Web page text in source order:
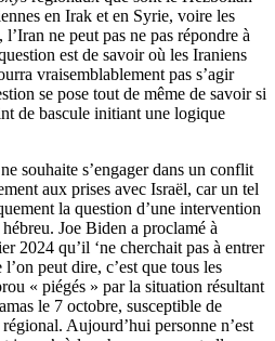
en Irak et en Syrie, voire les
ne peut pas ne pas répondre à
est de savoir où les Iraniens
vraisemblablement pas s’agir
se pose tout de même de savoir si
de bascule initiant une logique
souhaite s’engager dans un conflit
aux prises avec Israël, car un tel
la question d’une intervention
Joe Biden a proclamé à
2024 qu’il ‘ne cherchait pas à entrer
peut dire, c’est que tous les
« piégés » par la situation résultant
le 7 octobre, susceptible de
régional. Aujourd’hui personne n’est